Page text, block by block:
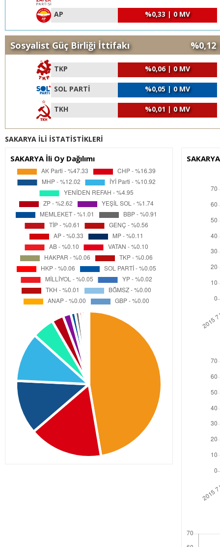
AP %0,33 | 0 MV
Sosyalist Güç Birliği İttifakı
TKP %0,06 | 0 MV
SOL PARTİ %0,05 | 0 MV
TKH %0,01 | 0 MV
SAKARYA İLİ İSTATİSTİKLERİ
SAKARYA İli Oy Dağılımı